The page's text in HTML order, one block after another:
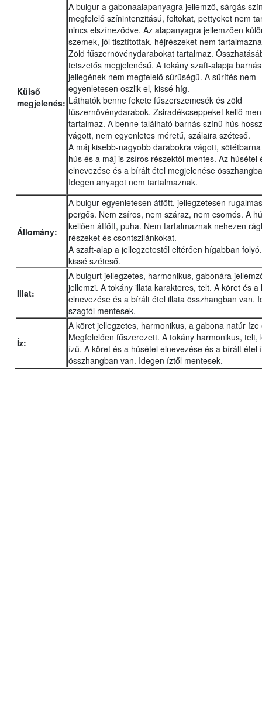
Külső
megjelenés:
A bulgur a gabonaalapanyagra jellemző, sárgás
megfelelő színintenzitású, foltokat, pettyeket nem
nincs elszíneződve. Az alapanyagra jellemzően
szemek, jól tisztítottak, héjrészeket nem
Zöld fűszernövénydarabokat tartalmaz.
tetszetős megjelenésű. A tokány szaft-alapja
jellegének nem megfelelő sűrűségű. A sűrítés nem
egyenletesen oszlik el, kissé híg.
Láthatók benne fekete fűszerszemcsék és zöld
fűszernövénydarabok. Zsiradékcseppeket kellő
tartalmaz. A benne található barnás színű hús
vágott, nem egyenletes méretű, szálaira széteső.
A máj kisebb-nagyobb darabokra vágott,
hús és a máj is zsíros részektől mentes. Az húsétel
elnevezése és a bírált étel megjelenése
Idegen anyagot nem tartalmaznak.
Állomány:
A bulgur egyenletesen átfőtt, jellegzetesen
pergős. Nem zsíros, nem száraz, nem csomós. A
kellően átfőtt, puha. Nem tartalmaznak nehezen
részeket és csontszilánkokat.
A szaft-alap a jellegzetestől eltérően hígabban
kissé széteső.
Illat:
A bulgurt jellegzetes, harmonikus, gabonára
jellemzi. A tokány illata karakteres, telt. A köret és a
elnevezése és a bírált étel illata összhangban van.
szagtól mentesek.
Íz:
A köret jellegzetes, harmonikus, a gabona natúr íze
Megfelelően fűszerezett. A tokány harmonikus, telt,
ízű. A köret és a húsétel elnevezése és a bírált étel
összhangban van. Idegen íztől mentesek.